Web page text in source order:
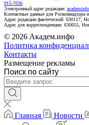
915-7036
Электронный адрес редакции:
Контактные данные для Роскомнадзора
Адрес редакции фактический: 630117,
Адрес для корреспонденции: 630055,
© 2026 Академ.инфо
Политика
Контакты
Размещение рекламы
Поиск по сайту
Главная Новости